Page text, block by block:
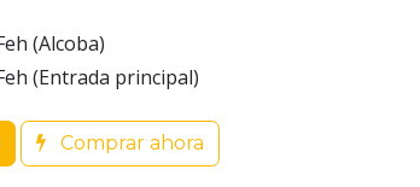
(Alcoba)
(Entrada principal)
Comprar ahora